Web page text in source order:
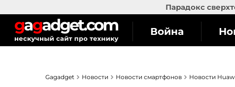
Парадокс
Война
Gagadget Новости Новости смартфонов Новости